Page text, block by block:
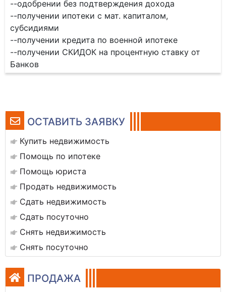
ОСТАВИТЬ ЗАЯВКУ
Купить недвижимость
Помощь по ипотеке
Помощь юриста
Продать недвижимость
Сдать недвижимость
Сдать посуточно
Снять недвижимость
Снять посуточно
ПРОДАЖА
--одобрении без подтверждения дохода
--получении ипотеки с мат. капиталом,
субсидиями
--получении кредита по военной ипотеке
--получении СКИДОК на процентную ставку от
Банков